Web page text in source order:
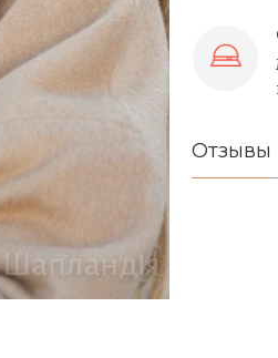
Отзывы